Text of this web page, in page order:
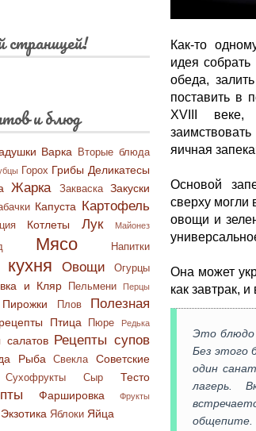
Как-то
идея
обеда,
поставить в
XVIII
яичная
Основой
сверху могли
овощи и
Она может
как завтрак,
Это блюдо
Без этого
один
лагерь.
общепите.
страницей!
и блюд
Варка Вторые блюда
Горох Грибы Деликатесы
Жарка Закваска
Закуски
Капуста Картофель
Котлеты Лук Майонез
Мясо Напитки
Овощи Огурцы
и Кляр Пельмени
Перцы
Пирожки Плов
Полезная
Птица Пюре Редька
салатов Рецепты супов
Рыба Свекла
Советские
Сухофрукты Сыр Тесто
Фаршировка
Фрукты
Экзотика Яблоки Яйца